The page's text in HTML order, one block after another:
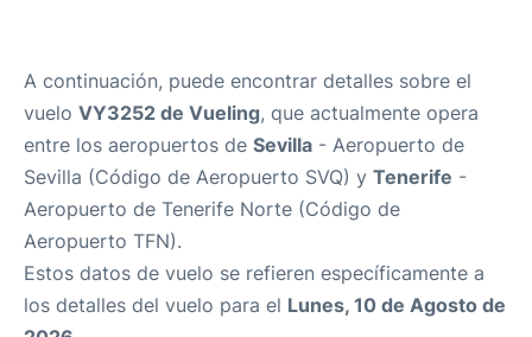
A continuación, puede encontrar detalles sobre el
vuelo VY3252 de Vueling, que actualmente opera
entre los aeropuertos de Sevilla - Aeropuerto de
Sevilla (Código de Aeropuerto SVQ) y Tenerife -
Aeropuerto de Tenerife Norte (Código de
Aeropuerto TFN).
Estos datos de vuelo se refieren específicamente a
los detalles del vuelo para el Lunes, 10 de Agosto de